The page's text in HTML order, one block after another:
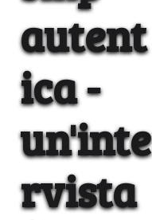
autent
ica -
un'inte
rvista